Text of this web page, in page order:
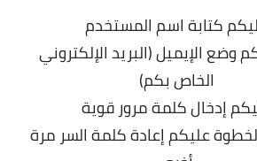
كتابة اسم المستخدم
وضع الإيميل (البريد الإلكتروني
الخاص بكم)
إدخال كلمة مرور قوية
عليكم إعادة كلمة السر مرة